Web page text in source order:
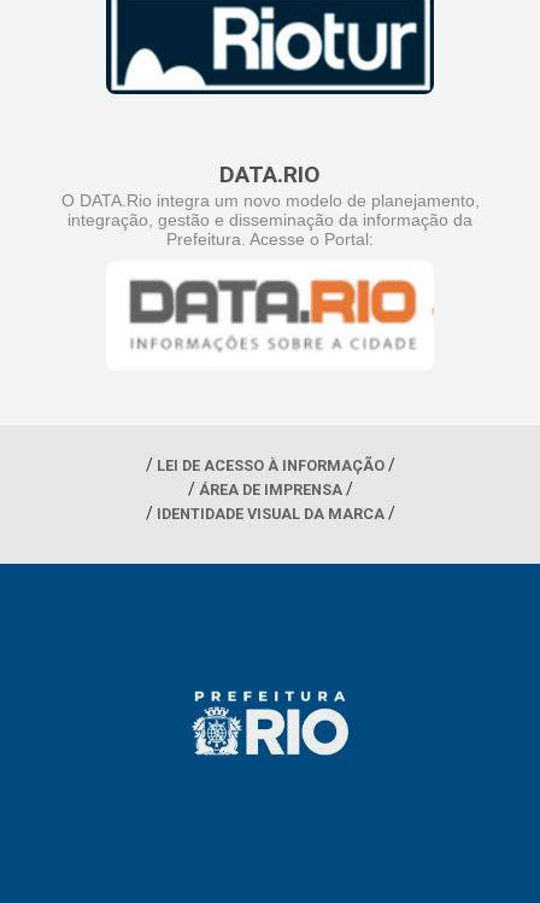
DATA.RIO
O DATA.Rio integra um novo modelo de planejamento,
integração, gestão e disseminação da informação da
Prefeitura. Acesse o Portal:
LEI DE ACESSO À INFORMAÇÃO
ÁREA DE IMPRENSA
IDENTIDADE VISUAL DA MARCA